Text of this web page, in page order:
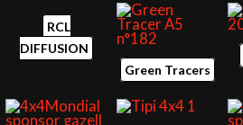
RCL
DIFFUSION
Green Tracers